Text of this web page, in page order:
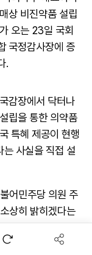
상 비진약품 설립
오는 23일 국회
국정감사장에 증
.
감장에서 닥터나
립을 통한 의약품
특혜 제공이 현행
는 사실을 직접 설
어민주당 의원 주
상히 밝히겠다는